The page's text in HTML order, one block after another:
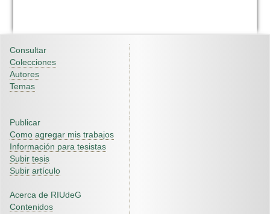
Consultar
Colecciones
Autores
Temas
Publicar
Como agregar mis trabajos
Información para tesistas
Subir tesis
Subir artículo
Acerca de RIUdeG
Contenidos